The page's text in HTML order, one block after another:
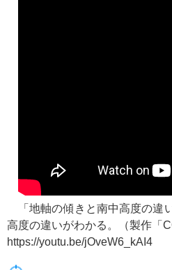
「地軸の傾きと南中高度の
高度の違いがわかる。（製作「
https://youtu.be/jOveW6_kAI4